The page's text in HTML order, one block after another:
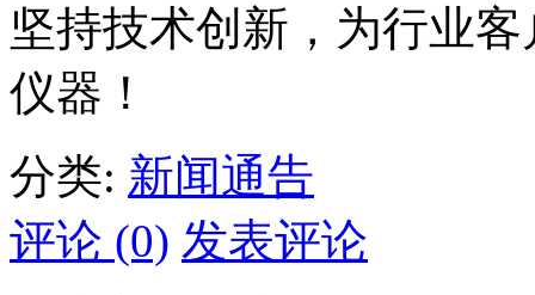
坚持技术创新，为行业
仪器！
分类: 新闻通告
评论 (0) 发表评论